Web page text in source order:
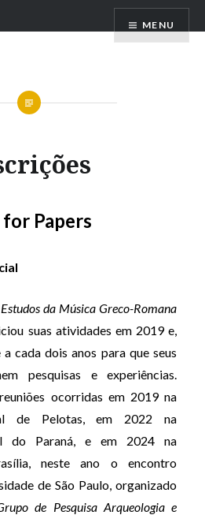
MENU
Papers
da Música Greco-Romana
suas atividades em 2019 e,
cada dois anos para que seus
pesquisas e experiências.
ocorridas em 2019 na
de Pelotas, em 2022 na
do Paraná, e em 2024 na
neste ano o encontro
de São Paulo, organizado
de Pesquisa Arqueologia e